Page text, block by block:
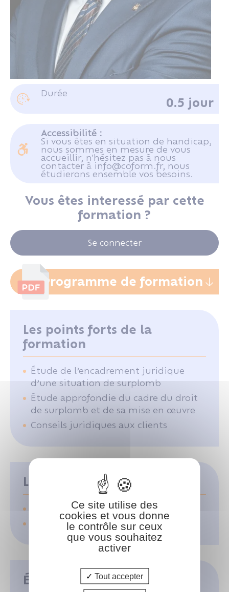
M. ROUSSEAU Denis
Se connecter
Durée
0.5 jour
Accessibilité :
Si vous êtes en situation de handicap,
nous sommes en mesure de vous
accueillir, n'hésitez pas à nous
contacter à info@coform.fr, nous
étudierons ensemble vos besoins.
Vous êtes interessé par cette
formation ?
Se connecter
Programme de formation
Les points forts de la
formation
Étude de l’encadrement juridique
d’une situation de surplomb
Étude approfondie du cadre du droit
de surplomb et de sa mise en œuvre
Conseils juridiques aux clients
Les moyens pédagogiques
Support pédagogique
Tour de table
Évaluation des acquis
Ce site utilise des
cookies et vous donne
le contrôle sur ceux
que vous souhaitez
activer
Tout accepter